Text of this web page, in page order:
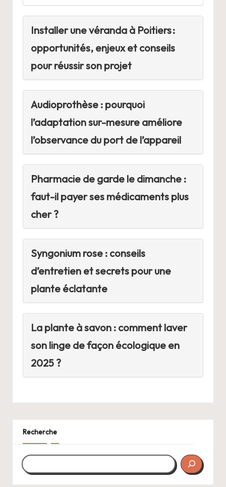
Installer une véranda à Poitiers :
opportunités, enjeux et conseils
pour réussir son projet
Audioprothèse : pourquoi
l’adaptation sur-mesure améliore
l’observance du port de l’appareil
Pharmacie de garde le dimanche :
faut-il payer ses médicaments plus
cher ?
Syngonium rose : conseils
d’entretien et secrets pour une
plante éclatante
La plante à savon : comment laver
son linge de façon écologique en
2025 ?
Recherche